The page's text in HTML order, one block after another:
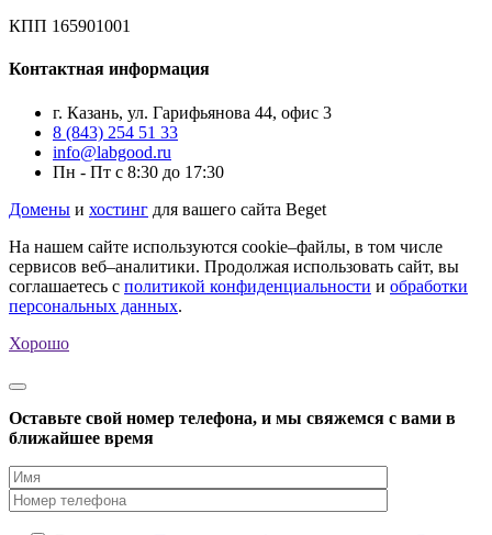
КПП 165901001
Контактная информация
г. Казань, ул. Гарифьянова 44, офис 3
8 (843) 254 51 33
info@labgood.ru
Пн - Пт с 8:30 до 17:30
Домены и хостинг для вашего сайта Beget
На нашем сайте используются cookie–файлы, в том числе
сервисов веб–аналитики. Продолжая использовать сайт, вы
соглашаетесь с политикой конфиденциальности и обработки
персональных данных.
Хорошо
Оставьте свой номер телефона, и мы свяжемся с вами в
ближайшее время